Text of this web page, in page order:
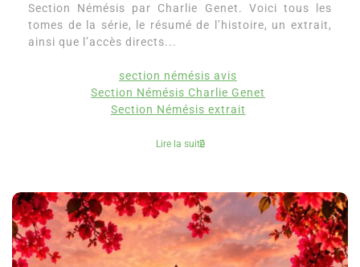
Section Némésis par Charlie Genet. Voici tous les
tomes de la série, le résumé de l’histoire, un extrait,
ainsi que l’accès directs...
section némésis avis
Section Némésis Charlie Genet
Section Némésis extrait
Lire la suite